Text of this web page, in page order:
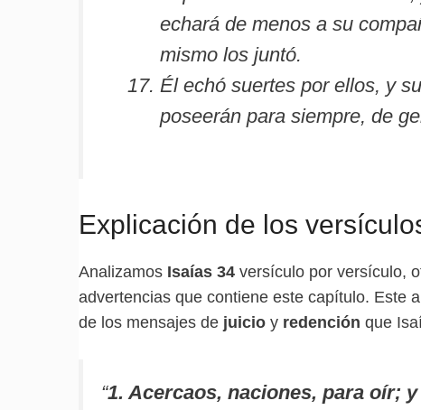
echará de menos a su
mismo los juntó.
Él echó suertes por ellos, y
poseerán para siempre, de
Explicación de los
Analizamos Isaías 34 versículo por versículo,
advertencias que contiene este capítulo. Este
de los mensajes de juicio y redención que
“1. Acercaos, naciones, para oír;